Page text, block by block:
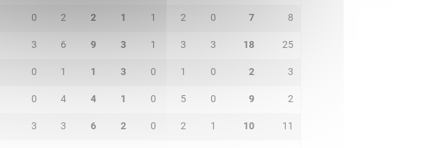
0 2 2 1 1 2 0 7 8
3 6 9 3 1 3 3 18 25
0 1 1 3 0 1 0 2 3
0 4 4 1 0 5 0 9 2
3 3 6 2 0 2 1 10 11